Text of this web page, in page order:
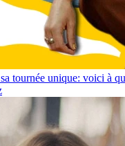
tournée unique: voici à